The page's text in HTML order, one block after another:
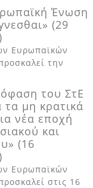
Ένωση
(29
Ευρωπαϊκών
την
του ΣτΕ
μη κρατικά
νέα εποχή
και
(16
Ευρωπαϊκών
στις 16